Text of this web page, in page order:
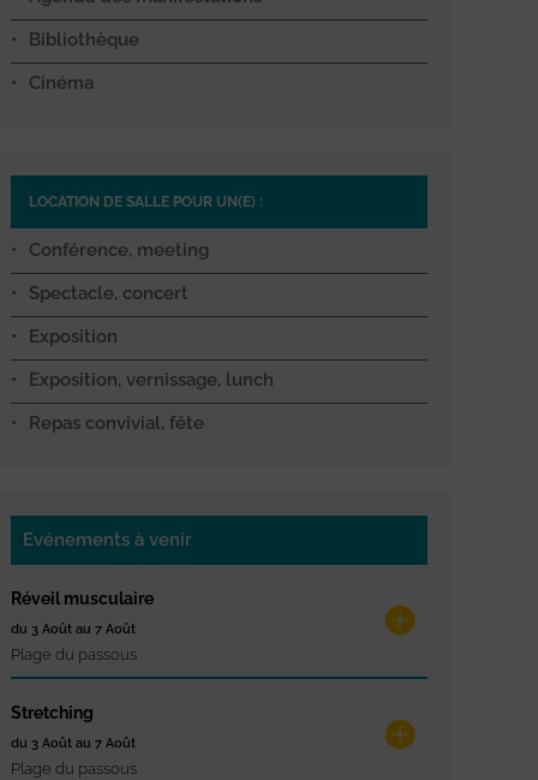
Bibliothèque
Cinéma
LOCATION DE SALLE POUR UN(E) :
Conférence, meeting
Spectacle, concert
Exposition
Exposition, vernissage, lunch
Repas convivial, fête
Evénements à venir
Réveil musculaire
du 3 Août au 7 Août
Plage du passous
Stretching
du 3 Août au 7 Août
Plage du passous